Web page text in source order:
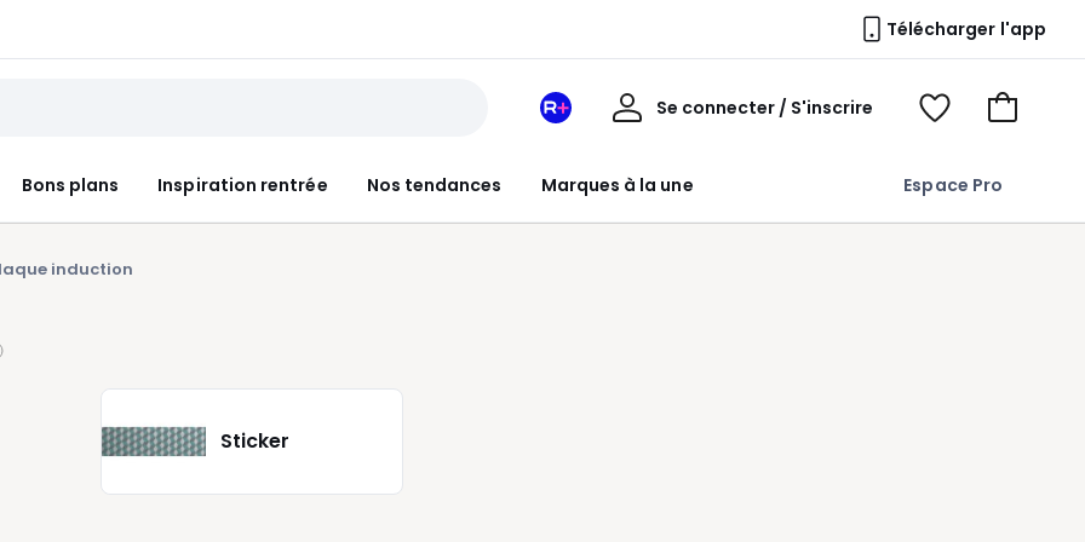
Télécharger l'app
Bons plans Inspiration rentrée Nos tendances Marques à la une Espace Pro
Mon
Redoute
Se connecter / S'inscrire
Mon
Voir
Voir
induction
Sticker